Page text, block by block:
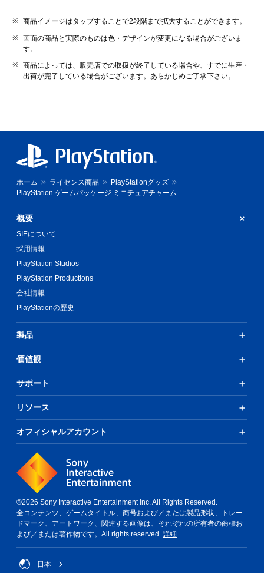
商品イメージはタップすることで2段階まで拡大することができます。
画面の商品と実際のものは色・デザインが変更になる場合がございま
す。
商品によっては、販売店での取扱が終了している場合や、すでに生産・
出荷が完了している場合がございます。あらかじめご了承下さい。
ホーム ライセンス商品
PlayStationグッズ
PlayStation ゲームパッケージ ミニチュアチャーム
概要
SIEについて
採用情報
PlayStation Studios
PlayStation Productions
会社情報
PlayStationの歴史
製品
価値観
サポート
リソース
オフィシャルアカウント
©2026 Sony Interactive Entertainment Inc. All Rights Reserved.
全コンテンツ、ゲームタイトル、商号および／または製品形状、トレー
ドマーク、アートワーク、関連する画像は、それぞれの所有者の商標お
よび／または著作物です。All rights reserved. 詳細
日本